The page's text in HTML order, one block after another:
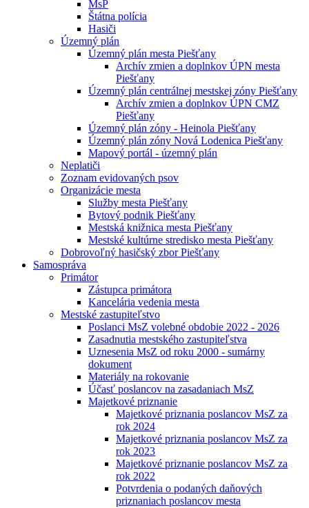
MsP
Štátna polícia
Hasiči
Územný plán
Územný plán mesta Piešťany
Archív zmien a doplnkov ÚPN mesta
Piešťany
Územný plán centrálnej mestskej zóny Piešťany
Archív zmien a doplnkov ÚPN CMZ
Piešťany
Územný plán zóny - Heinola Piešťany
Územný plán zóny Nová Lodenica Piešťany
Mapový portál - územný plán
Neplatiči
Zoznam evidovaných psov
Organizácie mesta
Služby mesta Piešťany
Bytový podnik Piešťany
Mestská knižnica mesta Piešťany
Mestské kultúrne stredisko mesta Piešťany
Dobrovoľný hasičský zbor Piešťany
Samospráva
Primátor
Zástupca primátora
Kancelária vedenia mesta
Mestské zastupiteľstvo
Poslanci MsZ volebné obdobie 2022 - 2026
Zasadnutia mestského zastupiteľstva
Uznesenia MsZ od roku 2000 - sumárny
dokument
Materiály na rokovanie
Účasť poslancov na zasadaniach MsZ
Majetkové priznanie
Majetkové priznania poslancov MsZ za
rok 2024
Majetkové priznania poslancov MsZ za
rok 2023
Majetkové priznanie poslancov MsZ za
rok 2022
Potvrdenia o podaných daňových
priznaniach poslancov mesta